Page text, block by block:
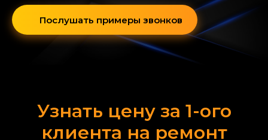
Послушать примеры звонков
Узнать цену за 1-ого
клиента на ремонт